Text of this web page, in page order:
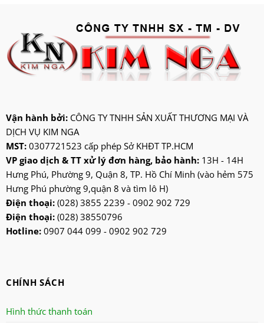
ifan
jatec
jiplai
kangaroo
kangen
kdk
ktp
lifan
Mitsubishi
nanoco
ninosun
oulai
Panasonic
Vận hành bởi: CÔNG TY TNHH SẢN XUẤT THƯƠNG MẠI VÀ
DỊCH VỤ KIM NGA
MST: 0307721523 cấp phép Sở KHĐT TP.HCM
VP giao dịch & TT xử lý đơn hàng, bảo hành:13H - 14H
Hưng Phú, Phường 9, Quận 8, TP. Hồ Chí Minh (vào hẻm 575
Hưng Phú phường 9,quận 8 và tìm lô H)
Điện thoại: (028) 3855 2239 - 0902 902 729
Điện thoại: (028) 38550796
Hotline:0907 044 099 - 0902 902 729
CHÍNH SÁCH
Hình thức thanh toán